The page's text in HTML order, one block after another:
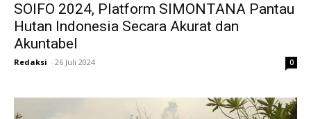
SOIFO 2024, Platform SIMONTANA Pantau
Hutan Indonesia Secara Akurat dan
Akuntabel
Redaksi - 26 Juli 2024 0